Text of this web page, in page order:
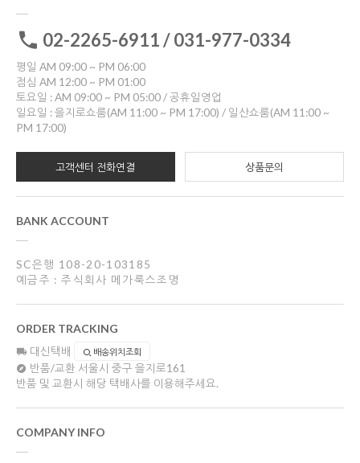
02-2265-6911 / 031-977-0334
평일 AM 09:00 ~ PM 06:00
점심 AM 12:00 ~ PM 01:00
토요일 : AM 09:00 ~ PM 05:00 / 공휴일영업
일요일 : 을지로쇼룸(AM 11:00 ~ PM 17:00) / 일산쇼룸(AM 11:00 ~
PM 17:00)
고객센터 전화연결 상품문의
BANK ACCOUNT
SC은행 108-20-103185
예금주 : 주식회사 메가룩스조명
ORDER TRACKING
대신택배 배송위치조회
반품/교환 서울시 중구 을지로161
반품 및 교환시 해당 택배사를 이용해주세요.
COMPANY INFO